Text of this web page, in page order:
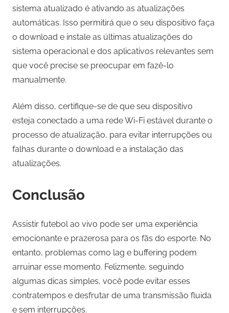
sistema atualizado é ativando as atualizações
automáticas. Isso permitirá que o seu dispositivo faça
o download e instale as últimas atualizações do
sistema operacional e dos aplicativos relevantes sem
que você precise se preocupar em fazê-lo
manualmente.
Além disso, certifique-se de que seu dispositivo
esteja conectado a uma rede Wi-Fi estável durante o
processo de atualização, para evitar interrupções ou
falhas durante o download e a instalação das
atualizações.
Conclusão
Assistir futebol ao vivo pode ser uma experiência
emocionante e prazerosa para os fãs do esporte. No
entanto, problemas como lag e buffering podem
arruinar esse momento. Felizmente, seguindo
algumas dicas simples, você pode evitar esses
contratempos e desfrutar de uma transmissão fluida
e sem interrupções.